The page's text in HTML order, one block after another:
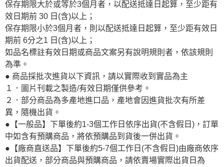
保存期限大於或等於3個月者，以配送抵達日起算，至少距有
效日期前 30 日(含)以上；
保存期限小於3個月者，則以配送抵達日起算，至少距有效日
期前 6分之1 日(含)以上；
如品名標註有效日期或商品文案另有說明規則者，依該規則
為準。
● 商品採批次進貨以下資訊，請以實際收到實品為主
１．圖片刊載之製造/有效日期僅供參考。
２．部分商品為多產地進口品，產地會因進貨批次有所差
異，隨機出貨。
●【一般品】下單後約1-3個工作日依序出貨(不含假日)，訂單
中如含有預購商品，將依預購品到貨後一併出貨。
●【廠商直送品】下單後約5-7個工作日(不含假日)由廠商依序
出貨配送，部分商品與預購商品，請依賣場實際出貨日為